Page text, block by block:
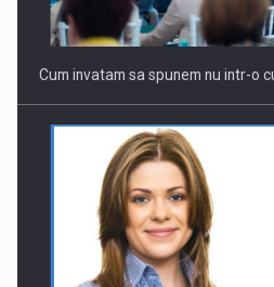
Cum invatam sa spunem nu intr-o